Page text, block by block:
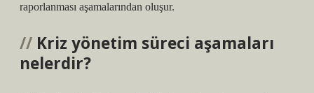
raporlanması aşamalarından oluşur.
Kriz yönetim süreci aşamaları
nelerdir?